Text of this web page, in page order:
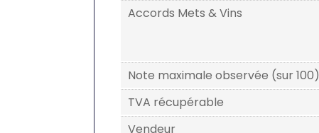
Accords Mets & Vins
Note maximale observée (sur 100)
TVA récupérable
Vendeur